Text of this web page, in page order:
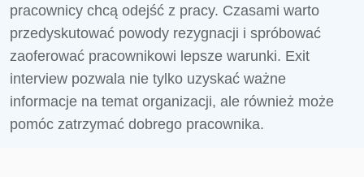
pracownicy chcą odejść z pracy. Czasami warto
przedyskutować powody rezygnacji i spróbować
zaoferować pracownikowi lepsze warunki. Exit
interview pozwala nie tylko uzyskać ważne
informacje na temat organizacji, ale również może
pomóc zatrzymać dobrego pracownika.